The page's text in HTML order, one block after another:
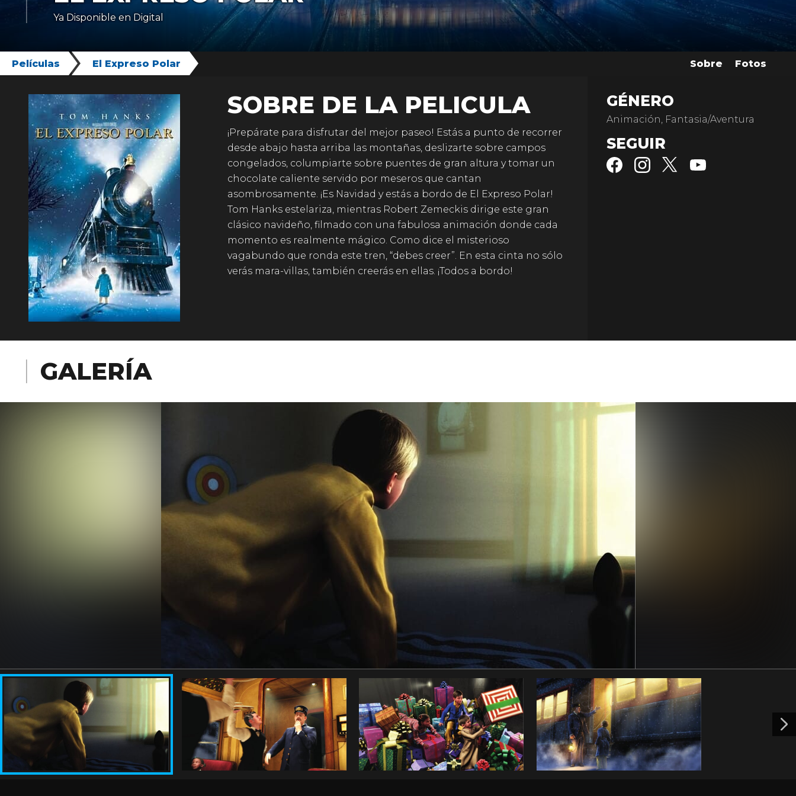
Ya Disponible en Digital
Películas El Expreso Polar Sobre Fotos
SOBRE DE LA PELICULA
¡Prepárate para disfrutar del mejor paseo! Estás a punto de recorrer
desde abajo hasta arriba las montañas, deslizarte sobre campos
congelados, columpiarte sobre puentes de gran altura y tomar un
chocolate caliente servido por meseros que cantan
asombrosamente. ¡Es Navidad y estás a bordo de El Expreso Polar!
Tom Hanks estelariza, mientras Robert Zemeckis dirige este gran
clásico navideño, filmado con una fabulosa animación donde cada
momento es realmente mágico. Como dice el misterioso
vagabundo que ronda este tren, “debes creer”. En esta cinta no sólo
verás mara-villas, también creerás en ellas. ¡Todos a bordo!
GÉNERO
Animación, Fantasia/Aventura
SEGUIR
GALERÍA